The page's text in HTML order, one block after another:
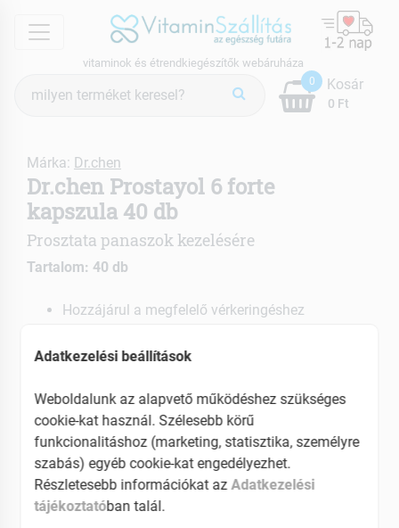
menu
vitaminok és étrendkiegészítők webáruháza
keresés
0
0 Ft
Kosár
Márka: Dr.chen
Dr.chen Prostayol 6 forte
kapszula 40 db
Prosztata panaszok kezelésére
Tartalom: 40 db
Hozzájárul a megfelelő vérkeringéshez
Hozzájárul a prosztata egészséges működésének
EAN: 5999883802403
Adatkezelési beállítások
Weboldalunk az alapvető működéshez szükséges
cookie-kat használ. Szélesebb körű
funkcionalitáshoz (marketing, statisztika, személyre
szabás) egyéb cookie-kat engedélyezhet.
Részletesebb információkat az Adatkezelési
tájékoztatóban talál.